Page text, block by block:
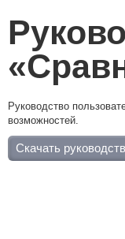
Руководство
возможностей.